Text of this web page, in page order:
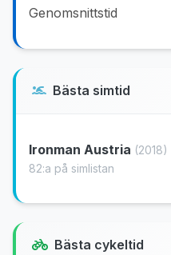
Genomsnittstid
Bästa simtid
Ironman Austria (2018)
82:a på simlistan
Bästa cykeltid